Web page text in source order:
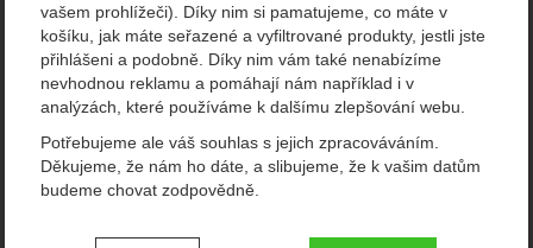
vašem prohlížeči). Díky nim si pamatujeme, co máte v
košíku, jak máte seřazené a vyfiltrované produkty, jestli jste
přihlášeni a podobně. Díky nim vám také nenabízíme
nevhodnou reklamu a pomáhají nám například i v
analýzách, které používáme k dalšímu zlepšování webu.
Potřebujeme ale váš souhlas s jejich zpracováváním.
Děkujeme, že nám ho dáte, a slibujeme, že k vašim datům
budeme chovat zodpovědně.
Nastavení souhlasů s kategoriemi
hlavní jídlo
Fotografie